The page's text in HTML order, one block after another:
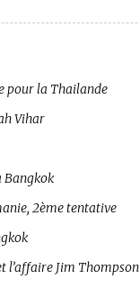
pour la Thailande
Vihar
Bangkok
2ème tentative
l’affaire Jim Thompson